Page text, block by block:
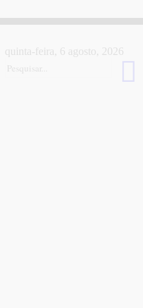
quinta-feira, 6 agosto, 2026